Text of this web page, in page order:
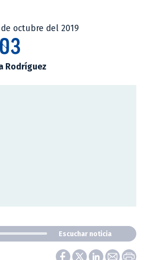
octubre del 2019
Rodríguez
Escuchar noticia